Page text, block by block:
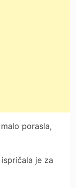
porasla,
je za